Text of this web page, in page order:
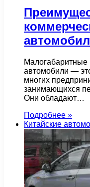
Малогабаритные
автомобили —
многих
занимающихся
Они обладают…
Подробнее »
Китайские